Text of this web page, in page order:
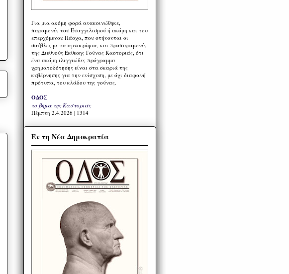
Για μια ακόμη φορά ανακοινώθηκε,
παραμονές του Ευαγγελισμού ή ακόμη και του
επερχόμενου Πάσχα, που στήνονται οι
σούβλες με τα αμνοερίφια, και προπαραμονές
της Διεθνούς Έκθεσης Γούνας Καστοριάς, ότι
ένα ακόμη ιλιγγιώδες πρόγραμμα
χρηματοδότησης είναι στα σκαριά της
κυβέρνησης για την ενίσχυση, με όχι διαφανή
πρότυπα, του κλάδου της γούνας.
ΟΔΟΣ
το βήμα της Καστοριάς
Πέμπτη 2.4.2026 | 1314
Εν τη Νέα Δημοκρατία